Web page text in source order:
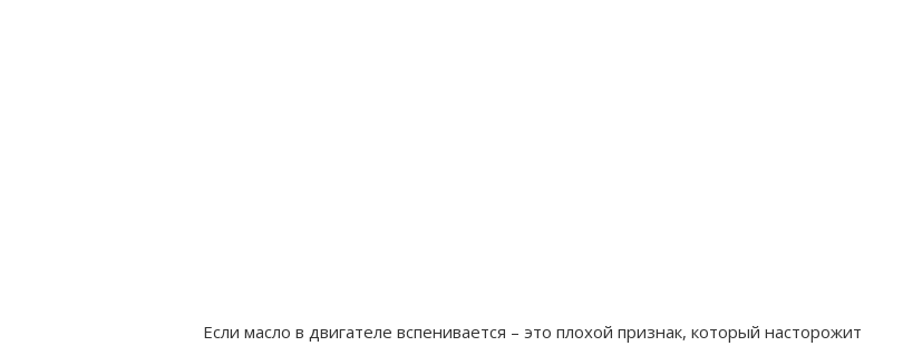
Если масло в двигателе вспенивается – это плохой признак, который насторожит